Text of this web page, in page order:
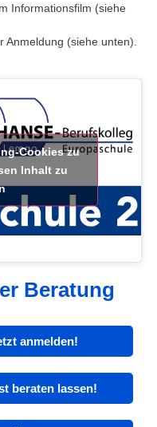
Informationsfilm (siehe
(siehe unten).
Cookies zu
Inhalt zu
Beratung
anmelden!
beraten lassen!